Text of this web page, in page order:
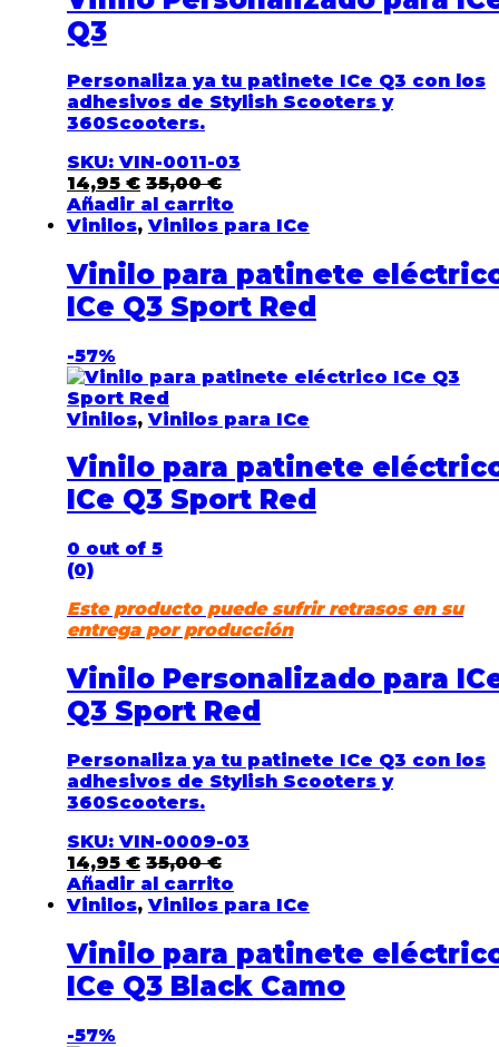
Q3
Personaliza ya tu patinete ICe Q3 con los
adhesivos de Stylish Scooters y
360Scooters.
SKU: VIN-0011-03
14,95 € 35,00€
Añadir al carrito
Vinilos,Vinilos para ICe
Vinilo para patinete
ICe Q3 Sport Red
-57%
Vinilos,Vinilos para ICe
Vinilo para patinete
ICe Q3 Sport Red
0 out of 5
(0)
Este producto puede sufrir retrasos en su
entrega por producción
Vinilo Personalizado para
Q3 Sport Red
Personaliza ya tu patinete ICe Q3 con los
adhesivos de Stylish Scooters y
360Scooters.
SKU: VIN-0009-03
14,95 € 35,00€
Añadir al carrito
Vinilos,Vinilos para ICe
Vinilo para patinete
ICe Q3 Black Camo
-57%